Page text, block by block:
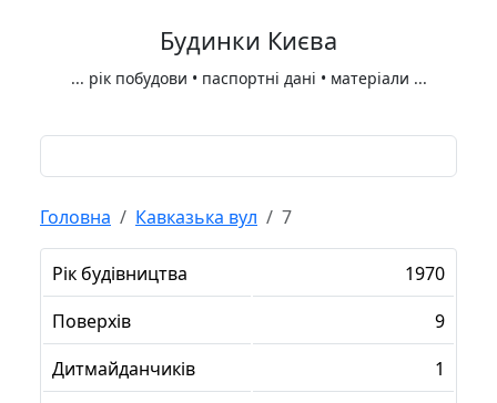
Будинки Києва
... рік побудови • паспортні дані • матеріали ...
Головна Кавказька вул 7
Рік будівництва
1970
Поверхів
9
Дитмайданчиків
1